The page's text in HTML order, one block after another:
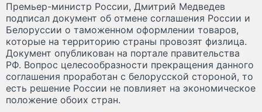
Премьер-министр России, Дмитрий Медведев
подписал документ об отмене соглашения России и
Белоруссии о таможенном оформлении товаров,
которые на территорию страны провозят физлица.
Документ опубликован на портале правительства
РФ. Вопрос целесообразности прекращения данного
соглашения проработан с белорусской стороной, то
есть решение России не повлияет на экономическое
положение обоих стран.